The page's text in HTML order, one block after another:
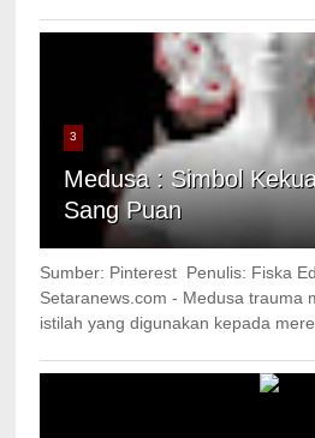
3
Medusa : Simbol
Sang Puan
Sumber: Pinterest Penulis: Fiska
Setaranews.com - Medusa trauma
istilah yang digunakan kepada